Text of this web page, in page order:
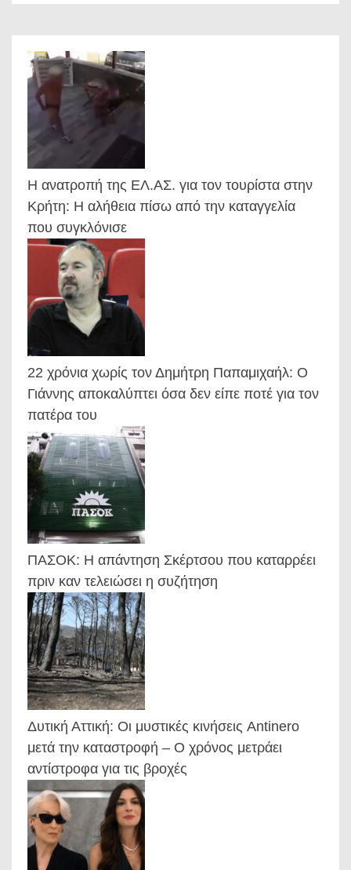
Η ανατροπή της ΕΛ.ΑΣ. για τον τουρίστα στην
Κρήτη: Η αλήθεια πίσω από την καταγγελία
που συγκλόνισε
22 χρόνια χωρίς τον Δημήτρη Παπαμιχαήλ: Ο
Γιάννης αποκαλύπτει όσα δεν είπε ποτέ για τον
πατέρα του
ΠΑΣΟΚ: Η απάντηση Σκέρτσου που καταρρέει
πριν καν τελειώσει η συζήτηση
Δυτική Αττική: Οι μυστικές κινήσεις Antinero
μετά την καταστροφή – Ο χρόνος μετράει
αντίστροφα για τις βροχές